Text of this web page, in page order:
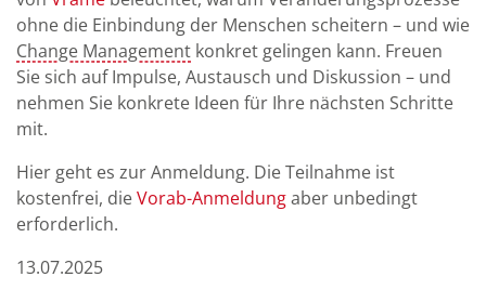
ohne die Einbindung der Menschen scheitern – und wie
Change Management konkret gelingen kann. Freuen
Sie sich auf Impulse, Austausch und Diskussion – und
nehmen Sie konkrete Ideen für Ihre nächsten Schritte
mit.
Hier geht es zur Anmeldung. Die Teilnahme ist
kostenfrei, dieVorab-Anmeldungaber unbedingt
erforderlich.
13.07.2025